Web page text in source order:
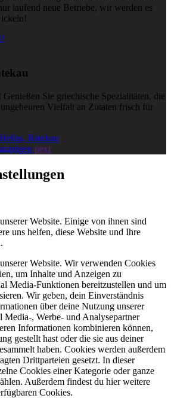
laufend neue Betriebe, wir werden es
Sie griechische Spezialitäten, die
Vielfalt an Zutaten frisch für
Ratekau
next
Website. Einige von ihnen sind
uns helfen, diese Website und Ihre
Website. Wir verwenden Cookies
um Inhalte und Anzeigen zu
Media-Funktionen bereitzustellen und um
Wir geben, dein Einverständnis
über deine Nutzung unserer
Media-, Werbe- und Analysepartner
Informationen kombinieren können,
gestellt hast oder die sie aus deiner
haben. Cookies werden außerdem
Drittparteien gesetzt. In dieser
Cookies einer Kategorie oder ganze
Außerdem findest du hier weitere
Cookies.